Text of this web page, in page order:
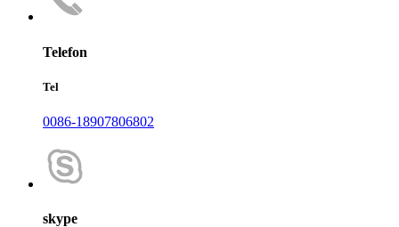
Telefon
Tel
0086-18907806802
skype